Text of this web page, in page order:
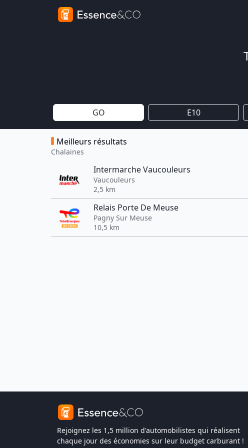
GO E10
Meilleurs résultats
Chalaines
Intermarche Vaucouleurs
Vaucouleurs
2,5 km
Relais Porte De Meuse
Pagny Sur Meuse
10,5 km
Rejoignez les 1,5 million d'automobilistes qui réalisent
chaque jour des économies sur leur budget carburant !